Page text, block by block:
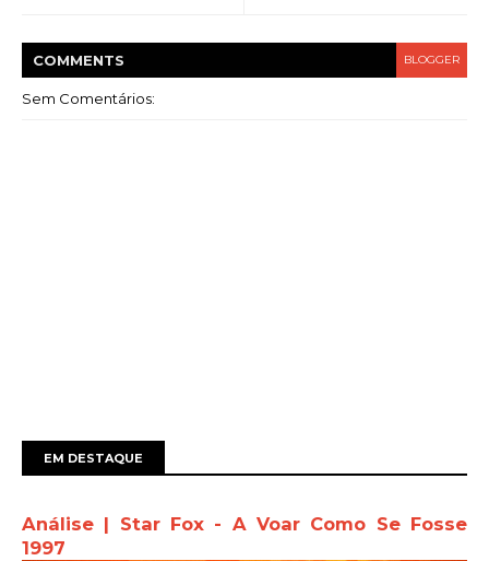
COMMENTS BLOGGER
Sem Comentários:
EM DESTAQUE
Análise | Star Fox - A Voar Como Se Fosse
1997